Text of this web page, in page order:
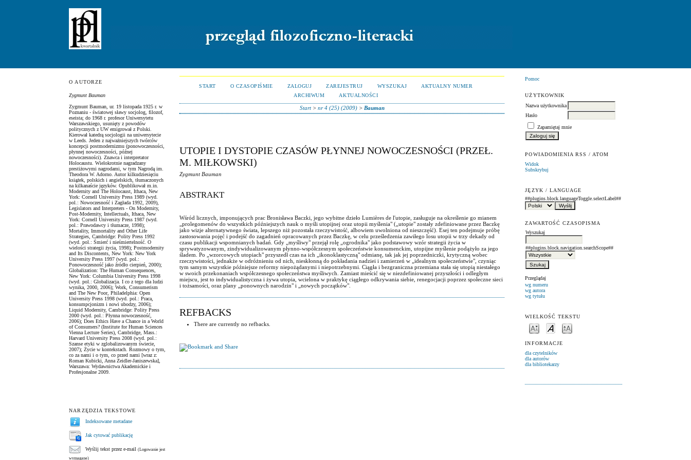
O AUTORZE
Zygmunt Bauman
Zygmunt Bauman, ur. 19 listopada 1925 r. w
Poznaniu - światowej sławy socjolog, filozof,
eseista; do 1968 r. profesor Uniwersytetu
Warszawskiego, usunięty z powodów
politycznych z UW emigrował z Polski.
Kierował katedrą socjologii na uniwersytecie
w Leeds. Jeden z najważniejszych twórców
koncepcji postmodernizmu (ponowoczesności,
płynnej nowoczesności, późnej
nowoczesności). Znawca i interpretator
Holocaustu. Wielokrotnie nagradzany
prestiżowymi nagrodami, w tym Nagrodą im.
Theodora W. Adorno. Autor kilkudziesięciu
książek, polskich i angielskich, tłumaczonych
na kilkanaście języków. Opublikował m.in.
Modernity and The Holocaust, Ithaca, New
York: Cornell University Press 1989 (wyd.
pol.: Nowoczesność i Zagłada 1992, 2009),
Legislators and Interpreters - On Modernity,
Post-Modernity, Intellectuals, Ithaca, New
York: Cornell University Press 1987 (wyd.
pol.: Prawodawcy i tłumacze, 1998);
Mortality, Immortality and Other Life
Strategies, Cambridge: Polity Press 1992
(wyd. pol.: Śmierć i nieśmiertelność. O
wielości strategii życia, 1998); Postmodernity
and Its Discontents, New York: New York
University Press 1997 (wyd. pol.:
Ponowoczesność jako źródło cierpień, 2000);
Globalization: The Human Consequences,
New York: Columbia University Press 1998
(wyd. pol.: Globalizacja. I co z tego dla ludzi
wynika, 2000, 2006); Work, Consumerism
and The New Poor, Philadelphia: Open
University Press 1998 (wyd. pol.: Praca,
konsumpcjonizm i nowi ubodzy, 2006);
Liquid Modernity, Cambridge: Polity Press
2000 (wyd. pol.: Płynna nowoczesność,
2006); Does Ethics Have a Chance in a World
of Consumers? (Institute for Human Sciences
Vienna Lecture Series), Cambridge, Mass.:
Harvard University Press 2008 (wyd. pol.:
Szanse etyki w zglobalizowanym świecie,
2007); Życie w kontekstach. Rozmowy o tym,
co za nami i o tym, co przed nami [wraz z:
Roman Kubicki, Anna Zeidler-Janiszewska],
Warszawa: Wydawnictwa Akademickie i
Profesjonalne 2009.
NARZĘDZIA TEKSTOWE
Indeksowane metadane
Jak cytować publikację
Wyślij tekst przez e-mail(Logowanie jest
wymagane)
Pomoc
UŻYTKOWNIK
Nazwa użytkownika
Hasło
Zapamiętaj mnie
POWIADOMIENIA RSS / ATOM
Widok
Subskrybuj
JĘZYK / LANGUAGE
##plugins.block.languageToggle.selectLabel##
ZAWARTOŚĆ CZASOPISMA
Wyszukaj
##plugins.block.navigation.searchScope##
Przeglądaj
wg numeru
wg autora
wg tytułu
WIELKOŚĆ TEKSTU
INFORMACJE
dla czytelników
dla autorów
dla bibliotekarzy
START O CZASOPIŚMIE ZALOGUJ ZAREJESTRUJ WYSZUKAJ
AKTUALNY NUMER
ARCHIWUM
AKTUALNOŚCI
Start> nr 4 (25) (2009)> Bauman
UTOPIE I DYSTOPIE CZASÓW PŁYNNEJ NOWOCZESNOŚCI (PRZEŁ.
M. MIŁKOWSKI)
Zygmunt Bauman
ABSTRAKT
Wśród licznych, imponujących prac Bronisława Baczki, jego wybitne dzieło Lumières de l'utopie, zasługuje na określenie go mianem
„prolegomenów do wszystkich późniejszych nauk o myśli utopijnej oraz utopii myślenia" („utopie" zostały zdefiniowane przez Baczkę
jako wizje alternatywnego świata, lepszego niż pozostała rzeczywistość, albowiem uwolniona od nieszczęść). Esej ten podejmuje próbę
zastosowania pojęć i podejść do zagadnień opracowanych przez Baczkę, w celu prześledzenia zawiłego losu utopii w trzy dekady od
czasu publikacji wspomnianych badań. Gdy „myśliwy" przejął rolę „ogrodnika" jako podstawowy wzór strategii życia w
sprywatyzowanym, zindywidualizowanym płynno-współczesnym społeczeństwie konsumenckim, utopijne myślenie podążyło za jego
śladem. Po „wzorcowych utopiach" przyszedł czas na ich „ikonoklastyczną" odmianę, tak jak jej poprzedniczki, krytyczną wobec
rzeczywistości, jednakże w odróżnieniu od nich, nieskłonną do pokładania nadziei i zamierzeń w „idealnym społeczeństwie", czyniąc
tym samym wszystkie późniejsze reformy niepożądanymi i niepotrzebnymi. Ciągła i bezgraniczna przemiana stała się utopią niestałego
w swoich przekonaniach współczesnego społeczeństwa myśliwych. Zamiast mieścić się w niezdefiniowanej przyszłości i odległym
miejscu, jest to indywidualistyczna i żywa utopia, wcielona w praktykę ciągłego odkrywania siebie, renegocjacji poprzez społeczne sieci
i tożsamości, oraz plany „ponownych narodzin" i „nowych początków".
REFBACKS
There are currently no refbacks.